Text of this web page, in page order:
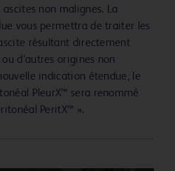
non malignes. La
vous permettra de traiter les
résultant directement
d’autres origines non
indication étendue, le
PleurX™ sera renommé
PeritX™ ».